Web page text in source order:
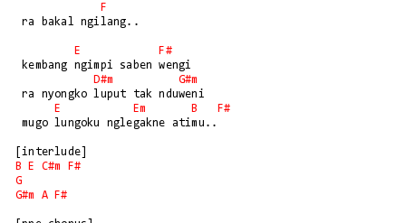
F
ra bakal ngilang..
E
F#
D#m
G#m
ra nyongko luput tak nduweni
E
Em B
F#
mugo lungoku nglegakne atimu..
B
E C#m
F#
G
G#m
A F#